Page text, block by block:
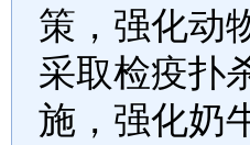
策，强化动
采取检疫扑
施，强化奶